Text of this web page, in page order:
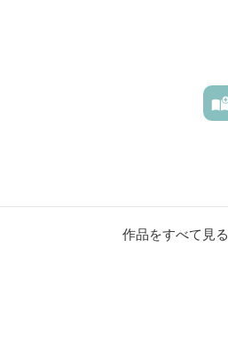
作品をすべて見る